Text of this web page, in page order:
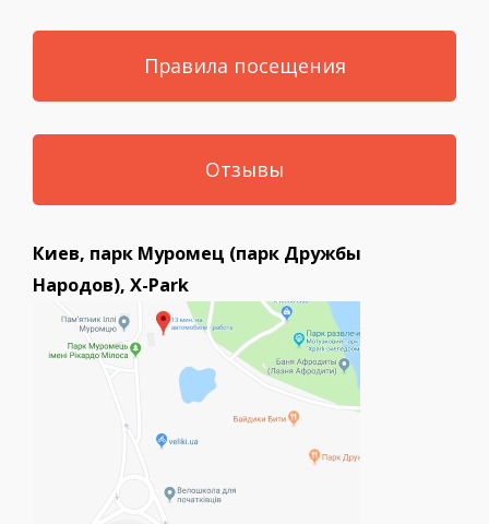
Правила посещения
Отзывы
Киев, парк Муромец (парк Дружбы
Народов), X-Park